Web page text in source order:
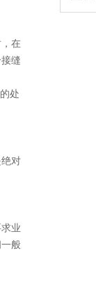
在
缝
处
对
业
般